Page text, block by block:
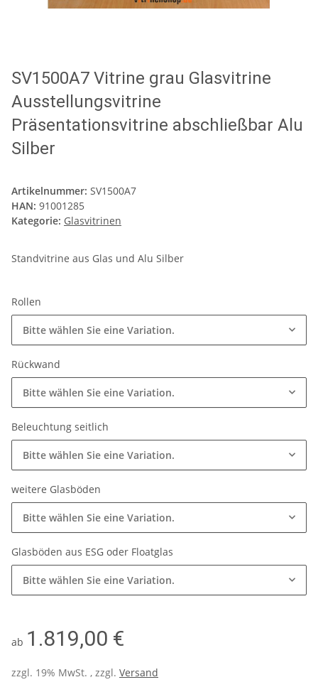
SV1500A7 Vitrine grau Glasvitrine
Ausstellungsvitrine
Präsentationsvitrine abschließbar Alu
Silber
Artikelnummer: SV1500A7
HAN: 91001285
Kategorie: Glasvitrinen
Standvitrine aus Glas und Alu Silber
Rollen
Bitte wählen Sie eine Variation.
Rückwand
Bitte wählen Sie eine Variation.
Beleuchtung seitlich
Bitte wählen Sie eine Variation.
weitere Glasböden
Bitte wählen Sie eine Variation.
Glasböden aus ESG oder Floatglas
Bitte wählen Sie eine Variation.
ab 1.819,00 €
zzgl. 19% MwSt. , zzgl. Versand